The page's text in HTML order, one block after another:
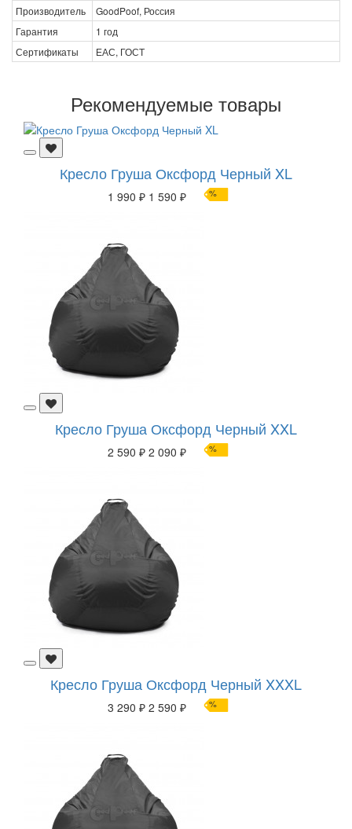
Производитель
GoodPoof, Россия
Гарантия
1 год
Сертификаты
ЕАС, ГОСТ
Рекомендуемые товары
Кресло Груша Оксфорд Черный XL
1 990 ₽ 1 590 ₽ %
Кресло Груша Оксфорд Черный XXL
2 590 ₽ 2 090 ₽ %
Кресло Груша Оксфорд Черный XXXL
3 290 ₽ 2 590 ₽ %